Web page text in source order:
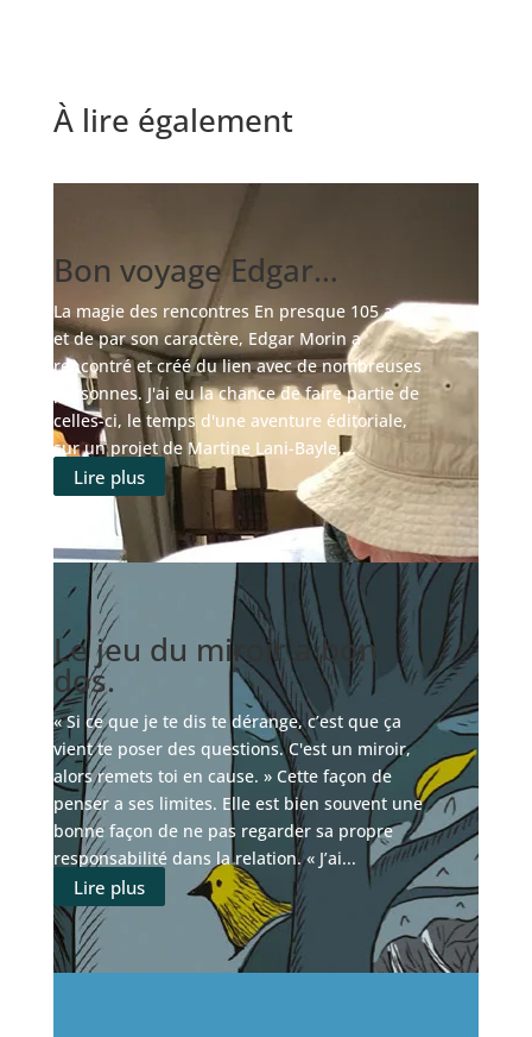
À lire également
Bon voyage Edgar…
La magie des rencontres En presque 105 ans,
et de par son caractère, Edgar Morin a
rencontré et créé du lien avec de nombreuses
personnes. J'ai eu la chance de faire partie de
celles-ci, le temps d'une aventure éditoriale,
sur un projet de Martine Lani-Bayle,...
Lire plus
Le jeu du miroir a bon
dos.
« Si ce que je te dis te dérange, c’est que ça
vient te poser des questions. C'est un miroir,
alors remets toi en cause. » Cette façon de
penser a ses limites. Elle est bien souvent une
bonne façon de ne pas regarder sa propre
responsabilité dans la relation. « J’ai...
Lire plus